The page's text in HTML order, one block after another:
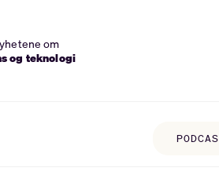
om
og teknologi